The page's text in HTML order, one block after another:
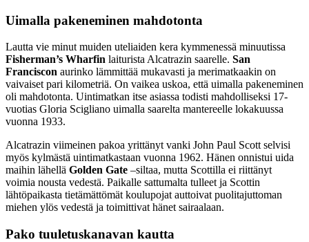
Uimalla pakeneminen mahdotonta
Lautta vie minut muiden uteliaiden kera kymmenessä minuutissa
Fisherman’s Wharfin laiturista Alcatrazin saarelle. San
Franciscon aurinko lämmittää mukavasti ja merimatkaakin on
vaivaiset pari kilometriä. On vaikea uskoa, että uimalla pakeneminen
oli mahdotonta. Uintimatkan itse asiassa todisti mahdolliseksi 17-
vuotias Gloria Scigliano uimalla saarelta mantereelle lokakuussa
vuonna 1933.
Alcatrazin viimeinen pakoa yrittänyt vanki John Paul Scott selvisi
myös kylmästä uintimatkastaan vuonna 1962. Hänen onnistui uida
maihin lähellä Golden Gate –siltaa, mutta Scottilla ei riittänyt
voimia nousta vedestä. Paikalle sattumalta tulleet ja Scottin
lähtöpaikasta tietämättömät koulupojat auttoivat puolitajuttoman
miehen ylös vedestä ja toimittivat hänet sairaalaan.
Pako tuuletuskanavan kautta